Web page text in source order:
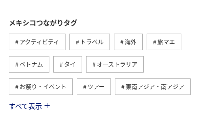
メキシコつながりタグ
アクティビティ トラベル 海外 旅マエ
ベトナム タイ オーストラリア
お祭り・イベント ツアー 東南アジア・南アジア
台湾
すべて表示